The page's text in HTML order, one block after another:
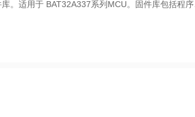
。适用于 BAT32A337系列MCU。固件库包括程